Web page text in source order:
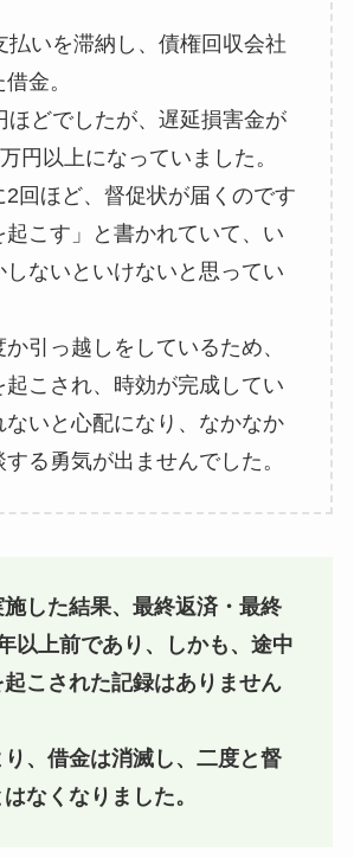
払いを滞納し、債権回収会社
金。
ほどでしたが、遅延損害金が
円以上になっていました。
2回ほど、督促状が届くのです
起こす」と書かれていて、い
ないといけないと思ってい
引っ越しをしているため、
こされ、時効が完成してい
ないと心配になり、なかなか
る勇気が出ませんでした。
した結果、最終返済・最終
以上前であり、しかも、途中
こされた記録はありません
、借金は消滅し、二度と督
なくなりました。